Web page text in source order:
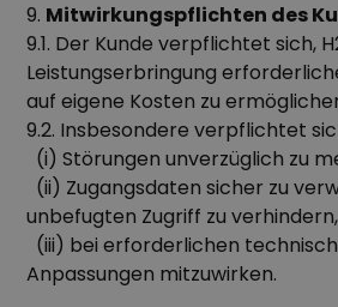
9. Mitwirkungspflichten des
9.1. Der Kunde verpflichtet sich,
Leistungserbringung
auf eigene Kosten zu
9.2. Insbesondere verpflichtet
(i) Störungen unverzüglich zu
(ii) Zugangsdaten sicher zu
unbefugten Zugriff zu verhindern,
(iii) bei erforderlichen
Anpassungen mitzuwirken.